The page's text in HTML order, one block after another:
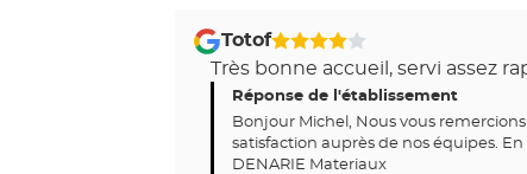
Totof4
Étoiles
Sur
5
Très bonne accueil, servi assez
Réponse de l'établissement
Bonjour Michel, Nous vous
satisfaction auprès de nos équipes.
DENARIE Materiaux